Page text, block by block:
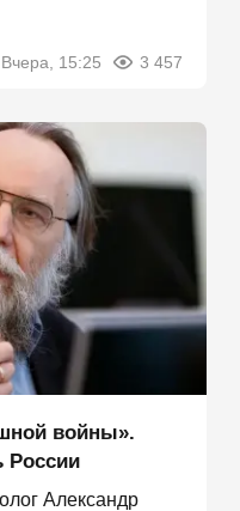
Вчера, 15:25 3 457
войны».
России
Александр